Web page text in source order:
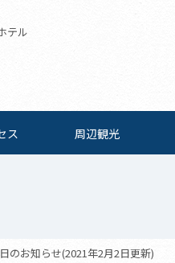
テル
ス 周辺観光
のお知らせ(2021年2月2日更新)